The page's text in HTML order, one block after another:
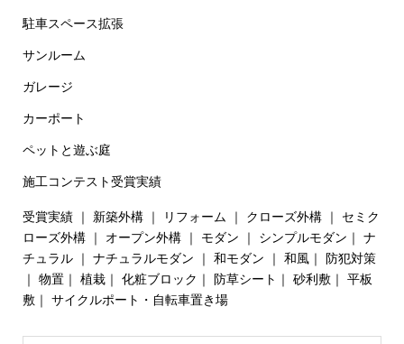
駐車スペース拡張
サンルーム
ガレージ
カーポート
ペットと遊ぶ庭
施工コンテスト受賞実績
受賞実績｜ 新築外構｜ リフォーム ｜ クローズ外構｜ セミク
ローズ外構｜ オープン外構｜ モダン ｜ シンプルモダン ｜ ナ
チュラル｜ ナチュラルモダン ｜ 和モダン ｜ 和風｜ 防犯対策
｜ 物置｜ 植栽｜ 化粧ブロック ｜ 防草シート ｜ 砂利敷｜ 平板
敷｜ サイクルポート・自転車置き場